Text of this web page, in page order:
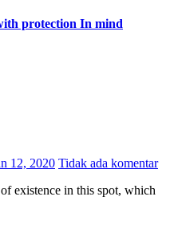
protection In mind
12, 2020 Tidak ada komentar
existence in this spot, which